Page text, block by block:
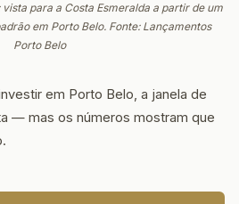
para a Costa Esmeralda a partir de um
em Porto Belo. Fonte: Lançamentos
Porto Belo
em Porto Belo, a janela de
— mas os números mostram que